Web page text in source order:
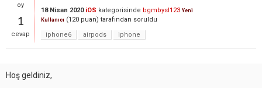
oy
1
cevap
18 Nisan 2020 iOS kategorisinde bgmbysl123 Yeni
Kullanıcı (120 puan) tarafından soruldu
iphone6
airpods iphone
Hoş geldiniz,